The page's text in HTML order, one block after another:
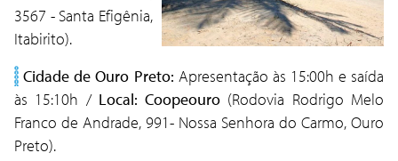
3567 - Santa Efigênia,
Itabirito).
Cidade de Ouro Preto: Apresentação às 15:00h e saída
às 15:10h /Local: Coopeouro (Rodovia Rodrigo Melo
Franco de Andrade, 991- Nossa Senhora do Carmo, Ouro
Preto).